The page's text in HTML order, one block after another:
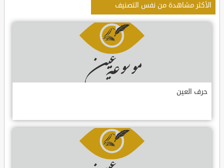
الأكثر مشاهدة من نفس التصنيف
حرف العين